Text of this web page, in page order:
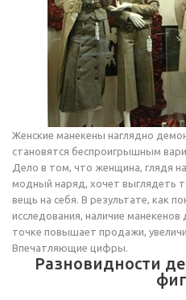
Женские манекены наглядно
становятся беспроигрышным
Дело в том, что женщина, глядя
модный наряд, хочет выглядеть
вещь на себя. В результате, как
исследования, наличие
точке повышает продажи,
Впечатляющие цифры.
Разновидности